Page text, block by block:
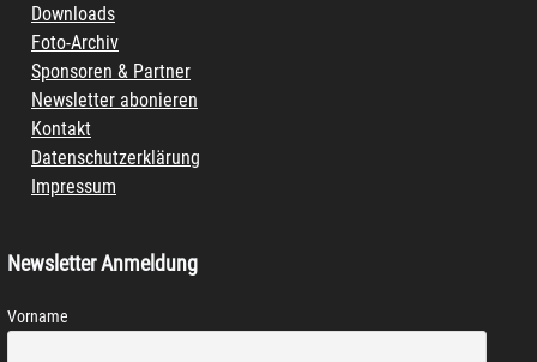
Downloads
Foto-Archiv
Sponsoren & Partner
Newsletter abonieren
Kontakt
Datenschutzerklärung
Impressum
Newsletter Anmeldung
Vorname